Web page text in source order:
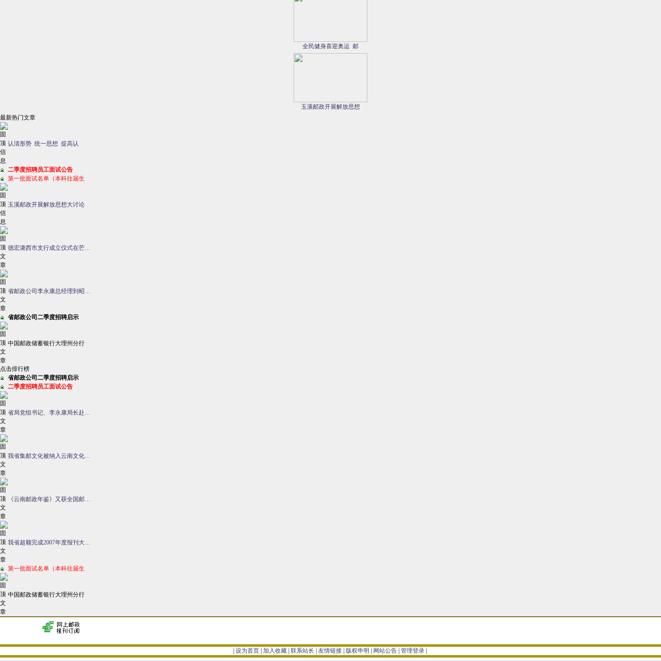
全民健身喜迎奥运 邮
玉溪邮政开展解放思想
最新热门文章
认清形势 统一思想 提高认
二季度招聘员工面试公告
第一批面试名单（本科往届生
玉溪邮政开展解放思想大讨论
德宏潞西市支行成立仪式在芒…
省邮政公司李永康总经理到昭…
省邮政公司二季度招聘启示
中国邮政储蓄银行大理州分行
点击排行榜
省邮政公司二季度招聘启示
二季度招聘员工面试公告
省局党组书记、李永康局长赴…
我省集邮文化被纳入云南文化…
《云南邮政年鉴》又获全国邮…
我省超额完成2007年度报刊大…
第一批面试名单（本科往届生
中国邮政储蓄银行大理州分行
设为首页| 加入收藏| 联系站长 友情链接| 版权申明 网站公告| 管理登录|